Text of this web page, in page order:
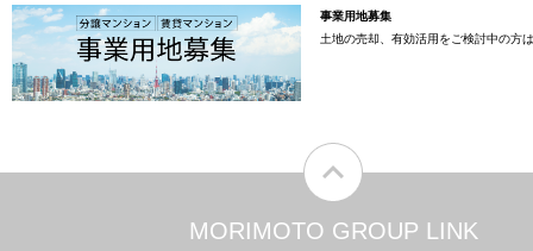
事業用地募集
土地の売却、有効活用をご検討中の方
MORIMOTO GROUP LINK